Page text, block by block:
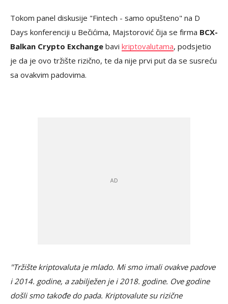
Tokom panel diskusije "Fintech - samo opušteno" na D
Days konferenciji u Bečićima, Majstorović čija se firma BCX-
Balkan Crypto Exchange bavi kriptovalutama, podsjetio
je da je ovo tržište rizično, te da nije prvi put da se susreću
sa ovakvim padovima.
"Tržište kriptovaluta je mlado. Mi smo imali ovakve padove
i 2014. godine, a zabilježen je i 2018. godine. Ove godine
došli smo takođe do pada. Kriptovalute su rizične